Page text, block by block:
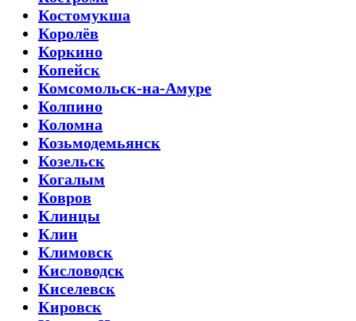
Костомукша
Королёв
Коркино
Копейск
Комсомольск-на-Амуре
Колпино
Коломна
Козьмодемьянск
Козельск
Когалым
Ковров
Клинцы
Клин
Климовск
Кисловодск
Киселевск
Кировск